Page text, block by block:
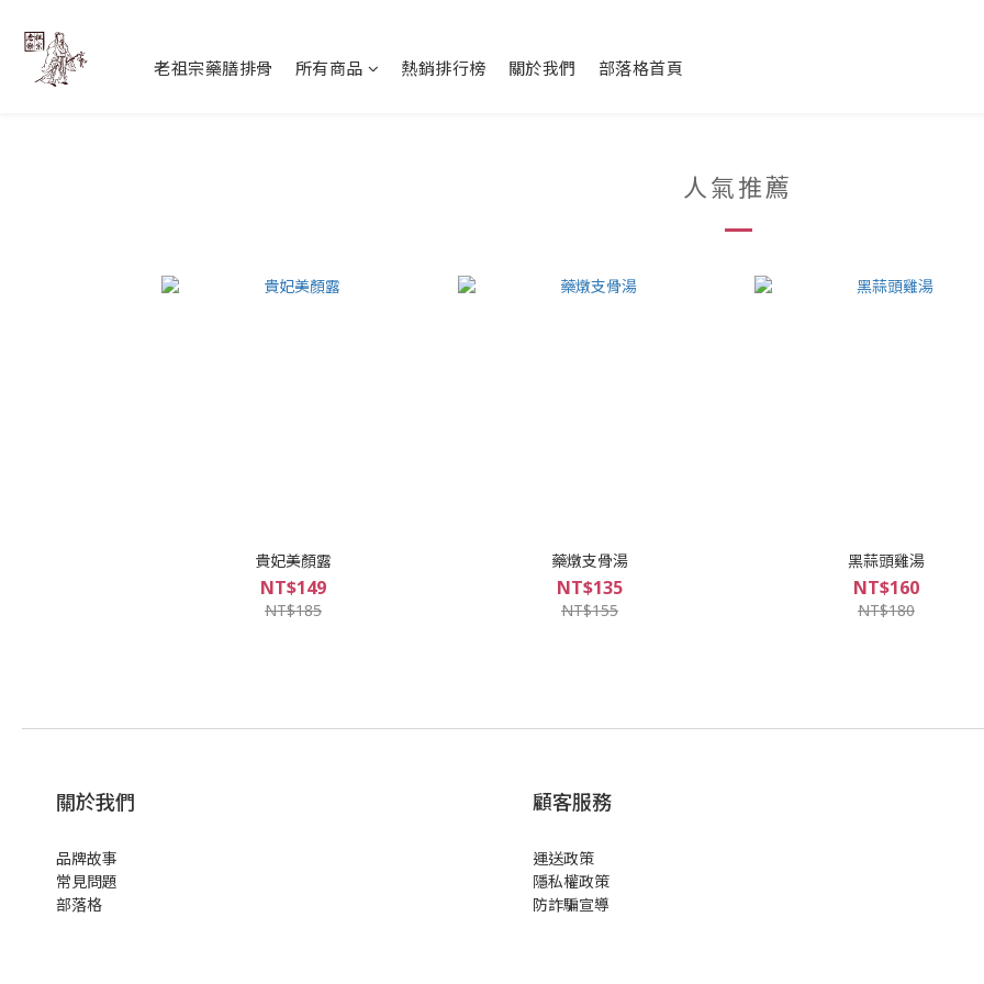
老祖宗藥膳排骨 所有商品 熱銷排行榜 關於我們 部落格首頁
人氣推薦
貴妃美顏露
NT$149
NT$185
藥燉支骨湯
NT$135
NT$155
黑蒜頭雞湯
NT$160
NT$180
關於我們
品牌故事
常見問題
部落格
顧客服務
運送政策
隱私權政策
防詐騙宣導